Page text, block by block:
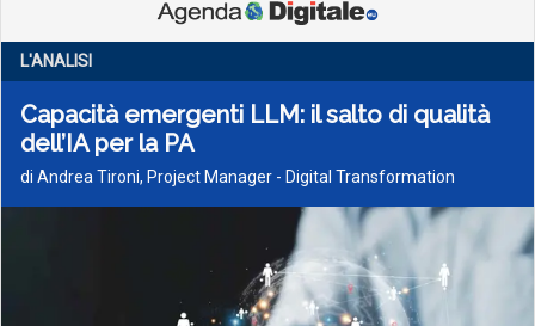
L'ANALISI
Capacità emergenti LLM: il salto di qualità
dell’IA per la PA
di Andrea Tironi, Project Manager - Digital Transformation